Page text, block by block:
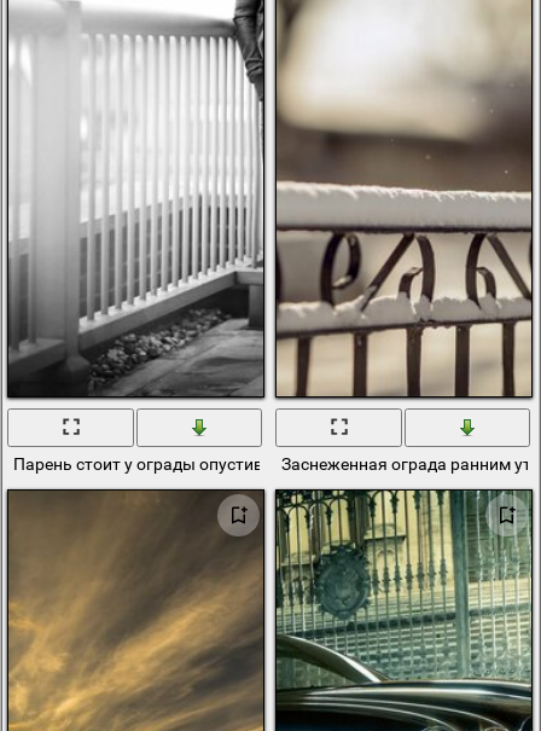
Парень стоит у ограды опустив головуЗаснеженная ограда ранним